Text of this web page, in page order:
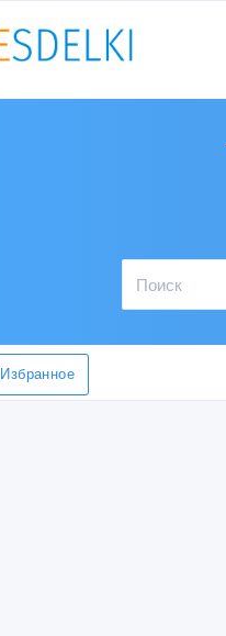
Избранное